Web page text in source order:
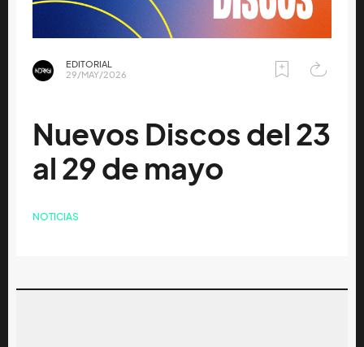
EDITORIAL
29/MAY/2026
Nuevos Discos del 23
al 29 de mayo
NOTICIAS